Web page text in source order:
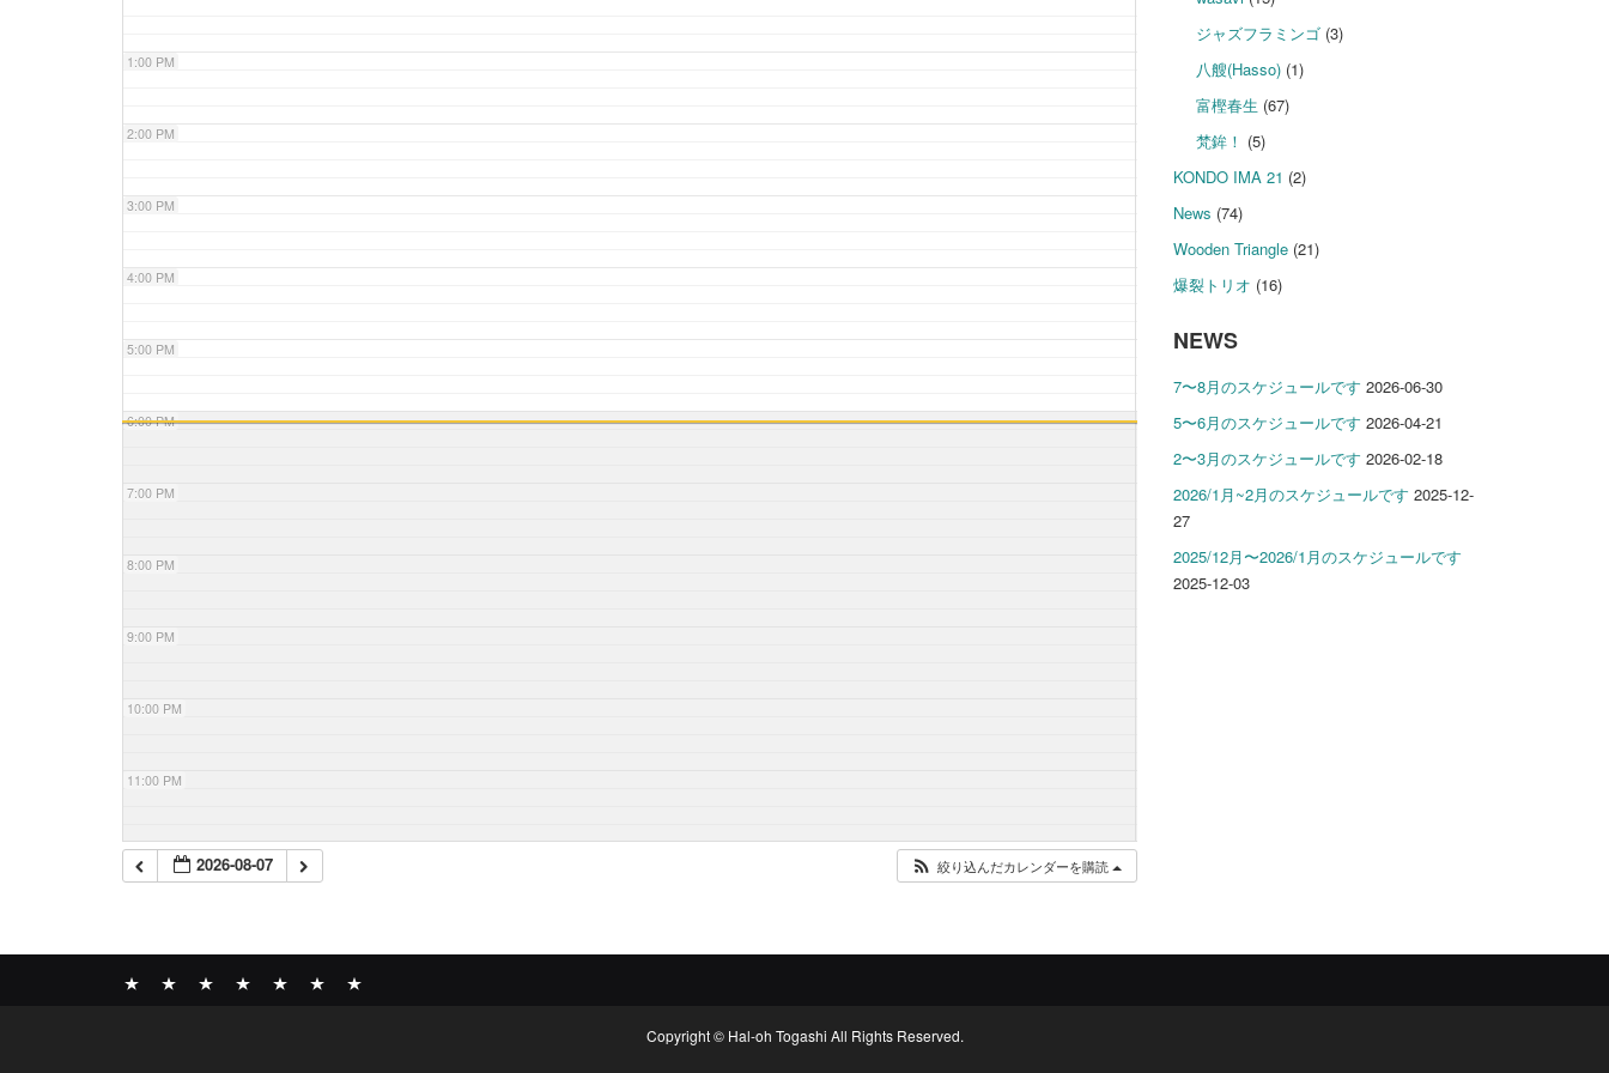
1:00 PM
2:00 PM
3:00 PM
4:00 PM
5:00 PM
6:00 PM
7:00 PM
8:00 PM
9:00 PM
10:00 PM
11:00 PM
2026-08-07 絞り込んだカレンダーを購読
ジャズフラミンゴ (3)
八艘(Hasso) (1)
富樫春生 (67)
梵鉾！ (5)
KONDO IMA 21 (2)
News (74)
Wooden Triangle(21)
爆裂トリオ (16)
NEWS
7〜8月のスケジュールです 2026-06-30
5〜6月のスケジュールです 2026-04-21
2〜3月のスケジュールです 2026-02-18
2026/1月~2月のスケジュールです 2025-12-
27
2025/12月〜2026/1月のスケジュールです
2025-12-03
Copyright © Hal-oh Togashi All Rights Reserved.